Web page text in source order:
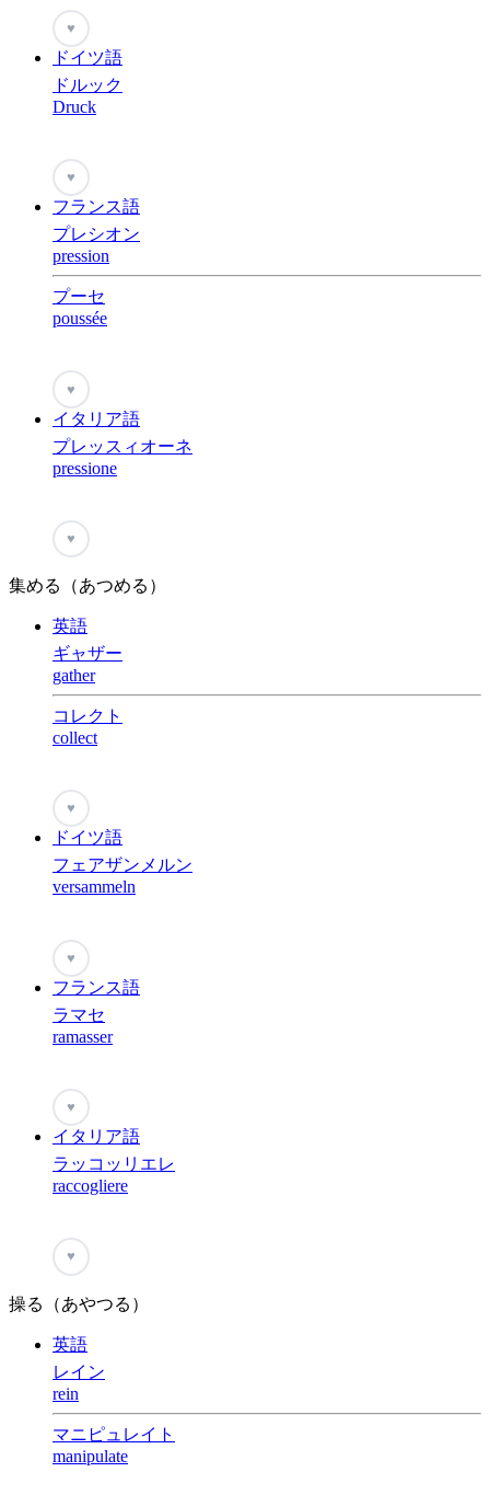
♥
ドイツ語
ドルック
Druck
♥
フランス語
プレシオン
pression
プーセ
poussée
♥
イタリア語
プレッスィオーネ
pressione
♥
集める（あつめる）
英語
ギャザー
gather
コレクト
collect
♥
ドイツ語
フェアザンメルン
versammeln
♥
フランス語
ラマセ
ramasser
♥
イタリア語
ラッコッリエレ
raccogliere
♥
操る（あやつる）
英語
レイン
rein
マニピュレイト
manipulate